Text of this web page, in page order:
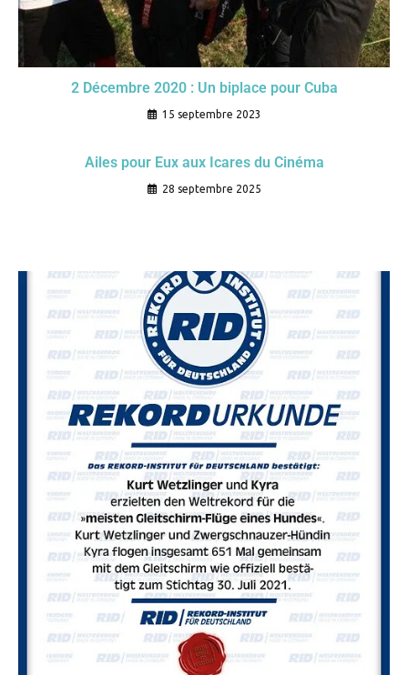
2 Décembre 2020 : Un biplace pour Cuba
15 septembre 2023
Ailes pour Eux aux Icares du Cinéma
28 septembre 2025